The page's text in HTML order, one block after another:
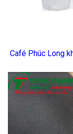
Café Phúc Long